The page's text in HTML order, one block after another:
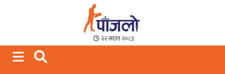
Paajalo News
We are from Far West Nepal
२२ साउन २०८३